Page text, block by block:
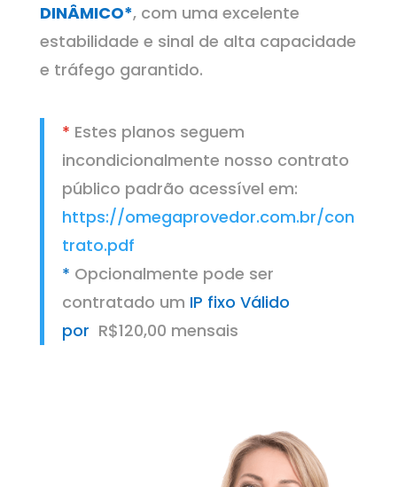
DINÂMICO*, com uma excelente
estabilidade e sinal de alta capacidade
e tráfego garantido.
* Estes planos seguem
incondicionalmente nosso contrato
público padrão acessível em:
https://omegaprovedor.com.br/con
trato.pdf
* Opcionalmente pode ser
contratado um IP fixo Válido
por R$120,00 mensais